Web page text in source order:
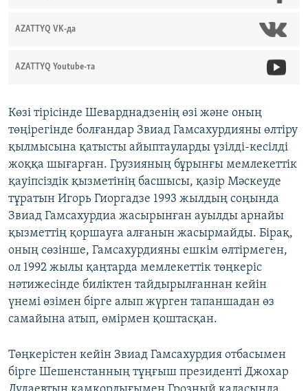
AZATTYQ VK-да
AZATTYQ Youtube-та
Көзі тірісінде Шеварднадзенің өзі және оның
төңірегінде болғандар Звиад Гамсахурдияны өлтіру
қылмысына қатысты айыптауларды үзілді-кесілді
жоққа шығарған. Грузияның бұрынғы мемлекеттік
қауіпсіздік қызметінің басшысы, қазір Мәскеуде
тұратын Игорь Гиоргадзе 1993 жылдың соңында
Звиад Гамсахурдиа жасырынған ауылды арнайы
қызметтің қоршауға алғанын жасырмайды. Бірақ,
оның сөзінше, Гамсахурдияны ешкім өлтірмеген,
ол 1992 жылы қаңтарда мемлекеттік төңкеріс
нәтижесінде биліктен тайдырылғаннан кейін
үнемі өзімен бірге алып жүрген тапаншадан өз
самайына атып, өмірмен қоштасқан.
Төңкерістен кейін Звиад Гамсахурдия отбасымен
бірге Шешенстанның тұңғыш президенті Джохар